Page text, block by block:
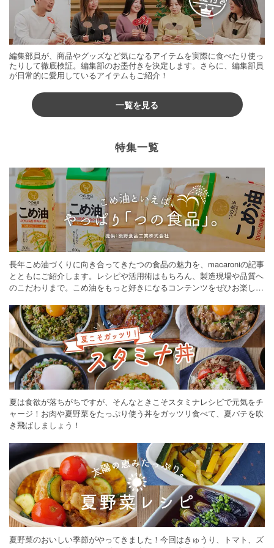
編集部員が、商品やグッズなど気になるアイテムを実際に食べたり使っ
たりして徹底検証。編集部のお墨付きを決定します。さらに、編集部員
が日常的に愛用しているアイテムもご紹介！
一覧を見る
特集一覧
長年こめ油づくりに向き合ってきたつの食品の魅力を、macaroniの記事
とともにご紹介します。レシピや活用術はもちろん、製造現場や品質へ
のこだわりまで。こめ油をもっと好きになるコンテンツをぜひお楽しみ
夏は食欲が落ちがちですが、そんなときこそスタミナレシピで元気をチ
ャージ！お肉や夏野菜をたっぷり使う丼をガッツリ食べて、夏バテを吹
き飛ばしましょう！
夏野菜のおいしい季節がやってきました！今回はきゅうり、トマト、ズ